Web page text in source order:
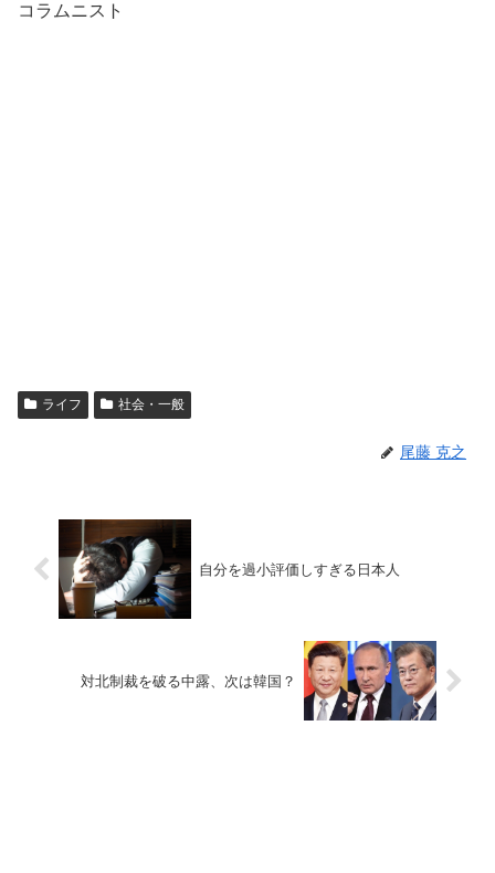
コラムニスト
ライフ 社会・一般
尾藤 克之
自分を過小評価しすぎる日本人
対北制裁を破る中露、次は韓国？